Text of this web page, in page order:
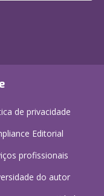
de privacidade
Editorial
profissionais
do autor